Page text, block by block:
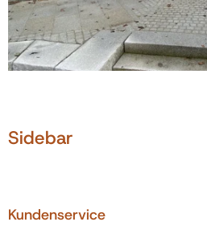
Sidebar
Kundenservice